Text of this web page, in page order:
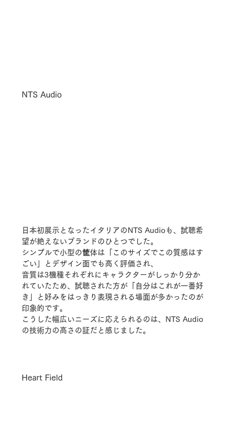
NTS Audio
日本初展示となったイタリアのNTS Audioも、試聴希
望が絶えないブランドのひとつでした。
シンプルで小型の筐体は「このサイズでこの質感はす
ごい」とデザイン面でも高く評価され、
音質は3機種それぞれにキャラクターがしっかり分か
れていたため、試聴された方が「自分はこれが一番好
き」と好みをはっきり表現される場面が多かったのが
印象的です。
こうした幅広いニーズに応えられるのは、NTS Audio
の技術力の高さの証だと感じました。
Heart Field